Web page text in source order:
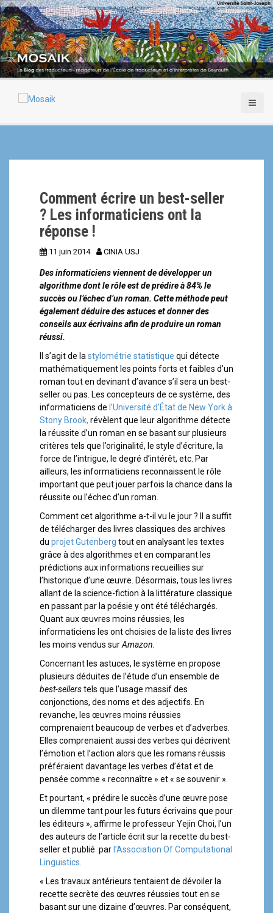
A
l
l
e
r
a
Comment écrire un best-seller
? Les informaticiens ont la
réponse !
11 juin 2014 CINIA USJ
Des informaticiens viennent de développer un
algorithme dont le rôle est de prédire à 84% le
succès ou l’échec d’un roman. Cette méthode peut
également déduire des astuces et donner des
conseils aux écrivains afin de produire un roman
réussi.
Il s’agit de lastylométrie statistique qui détecte
mathématiquement les points forts et faibles d’un
roman tout en devinant d’avance s’il sera un best-
seller ou pas. Les concepteurs de ce système, des
informaticiens de l’Université d’État de New York à
Stony Brook, révèlent que leur algorithme détecte
la réussite d’un roman en se basant sur plusieurs
critères tels que l’originalité, le style d’écriture, la
force de l’intrigue, le degré d’intérêt, etc. Par
ailleurs, les informaticiens reconnaissent le rôle
important que peut jouer parfois la chance dans la
réussite ou l’échec d’un roman.
Comment cet algorithme a-t-il vu le jour ? Il a suffit
de télécharger des livres classiques des archives
du projet Gutenberg tout en analysant les textes
grâce à des algorithmes et en comparant les
prédictions aux informations recueillies sur
l’historique d’une œuvre. Désormais, tous les livres
allant de la science-fiction à la littérature classique
en passant par la poésie y ont été téléchargés.
Quant aux œuvres moins réussies, les
informaticiens les ont choisies de la liste des livres
les moins vendus surAmazon.
Concernant les astuces, le système en propose
plusieurs déduites de l’étude d’un ensemble de
best-sellerstels que l’usage massif des
conjonctions, des noms et des adjectifs. En
revanche, les œuvres moins réussies
comprenaient beaucoup de verbes et d’adverbes.
Elles comprenaient aussi des verbes qui décrivent
l’émotion et l’action alors que les romans réussis
préféraient davantage les verbes d’état et de
pensée comme « reconnaître » et « se souvenir ».
Et pourtant, « prédire le succès d’une œuvre pose
un dilemme tant pour les futurs écrivains que pour
les éditeurs », affirme le professeur Yejin Choi, l’un
des auteurs de l’article écrit sur la recette du best-
seller et publié par l’Association Of Computational
Linguistics.
« Les travaux antérieurs tentaient de dévoiler la
recette secrète des œuvres réussies tout en se
basant sur une dizaine d’œuvres. Par conséquent,